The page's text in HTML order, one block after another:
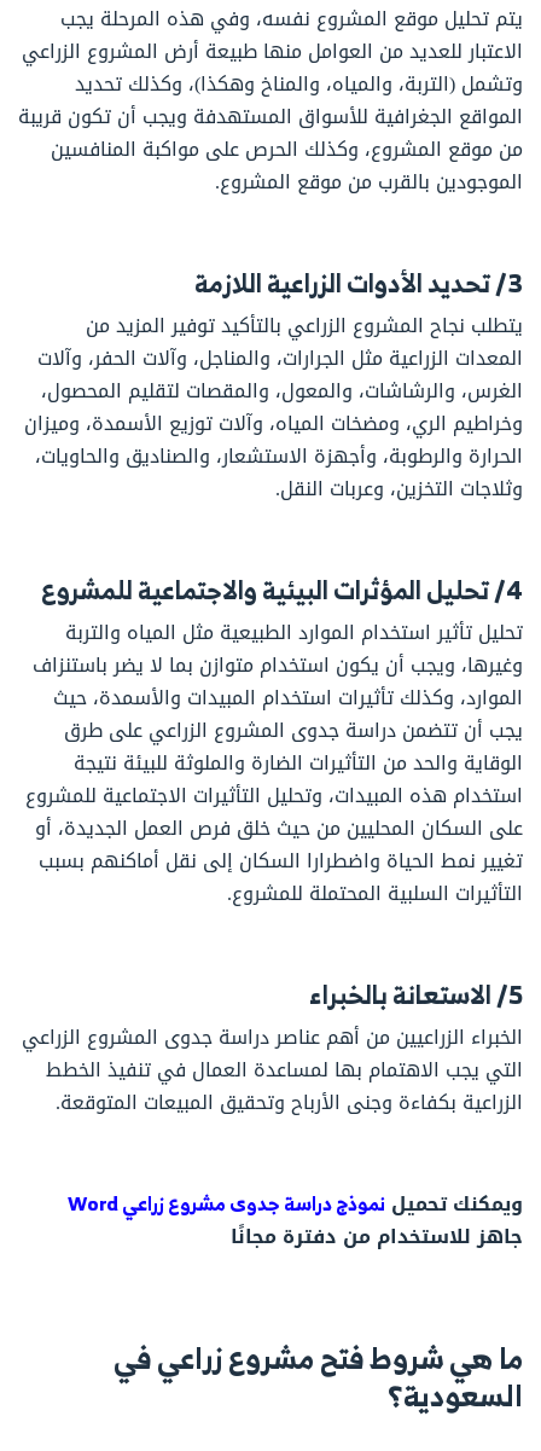
يتم تحليل موقع المشروع نفسه، وفي هذه المرحلة يجب
الاعتبار للعديد من العوامل منها طبيعة أرض المشروع الزراعي
وتشمل (التربة، والمياه، والمناخ وهكذا)، وكذلك تحديد
المواقع الجغرافية للأسواق المستهدفة ويجب أن تكون قريبة
من موقع المشروع، وكذلك الحرص على مواكبة المنافسين
الموجودين بالقرب من موقع المشروع.
3/ تحديد الأدوات الزراعية اللازمة
يتطلب نجاح المشروع الزراعي بالتأكيد توفير المزيد من
المعدات الزراعية مثل الجرارات، والمناجل، وآلات الحفر، وآلات
الغرس، والرشاشات، والمعول، والمقصات لتقليم المحصول،
وخراطيم الري، ومضخات المياه، وآلات توزيع الأسمدة، وميزان
الحرارة والرطوبة، وأجهزة الاستشعار، والصناديق والحاويات،
وثلاجات التخزين، وعربات النقل.
4/ تحليل المؤثرات البيئية والاجتماعية للمشروع
تحليل تأثير استخدام الموارد الطبيعية مثل المياه والتربة
وغيرها، ويجب أن يكون استخدام متوازن بما لا يضر باستنزاف
الموارد، وكذلك تأثيرات استخدام المبيدات والأسمدة، حيث
يجب أن تتضمن دراسة جدوى المشروع الزراعي على طرق
الوقاية والحد من التأثيرات الضارة والملوثة للبيئة نتيجة
استخدام هذه المبيدات، وتحليل التأثيرات الاجتماعية للمشروع
على السكان المحليين من حيث خلق فرص العمل الجديدة، أو
تغيير نمط الحياة واضطرارا السكان إلى نقل أماكنهم بسبب
التأثيرات السلبية المحتملة للمشروع.
5/ الاستعانة بالخبراء
الخبراء الزراعيين من أهم عناصر دراسة جدوى المشروع الزراعي
التي يجب الاهتمام بها لمساعدة العمال في تنفيذ الخطط
الزراعية بكفاءة وجنى الأرباح وتحقيق المبيعات المتوقعة.
ويمكنك تحميل نموذج دراسة جدوى مشروع زراعي Word
جاهز للاستخدام من دفترة مجانًا
ما هي شروط فتح مشروع زراعي في
السعودية؟